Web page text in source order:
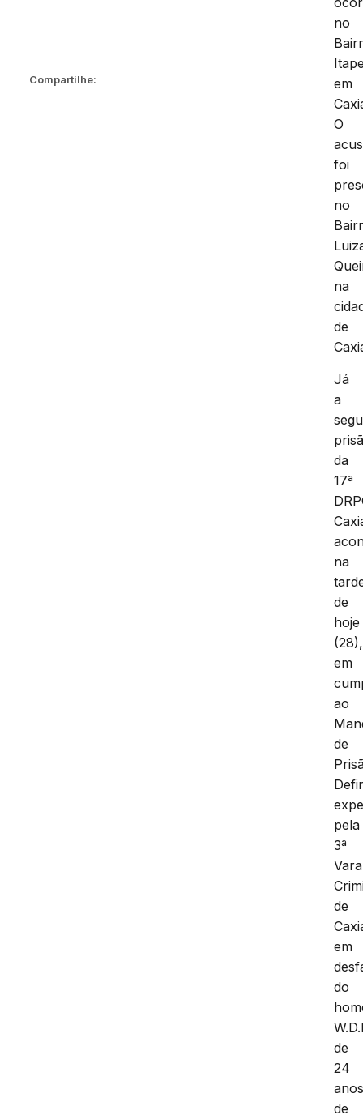
Compartilhe:
no
em
O
foi
no
na
de
Já
a
da
17ª
na
de
hoje
(28),
em
ao
de
pela
3ª
Vara
de
em
do
de
24
de